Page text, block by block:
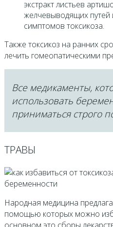
экстракт листьев
желчевыводящих путей
симптомов токсикоза.
Также токсикоз на ранних
лечить гомеопатическими
Все медикаменты,
использовать
приниматься строго
ТРАВЫ
Народная медицина
помощью которых можно
основном это сборы